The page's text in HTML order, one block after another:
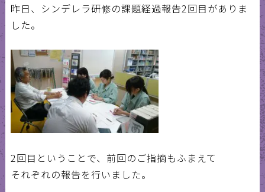
昨日、シンデレラ研修の課題経過報告2回目がありま
した。
2回目ということで、前回のご指摘もふまえて
それぞれの報告を行いました。